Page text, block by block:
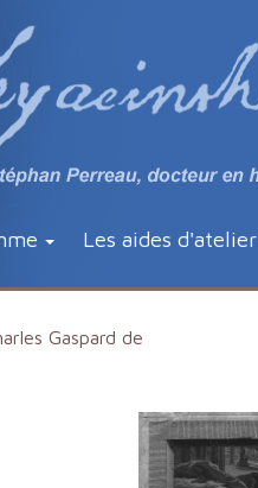
Les aides d'atelier
Gaspard de